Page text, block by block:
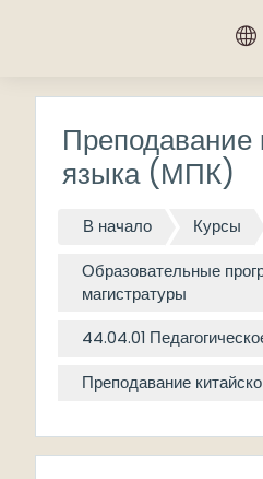
Преподавание
языка (МПК)
В начало Курсы
Образовательные
магистратуры
44.04.01
Преподавание